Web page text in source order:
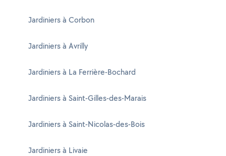
Jardiniers à Corbon
Jardiniers à Avrilly
Jardiniers à La Ferrière-Bochard
Jardiniers à Saint-Gilles-des-Marais
Jardiniers à Saint-Nicolas-des-Bois
Jardiniers à Livaie